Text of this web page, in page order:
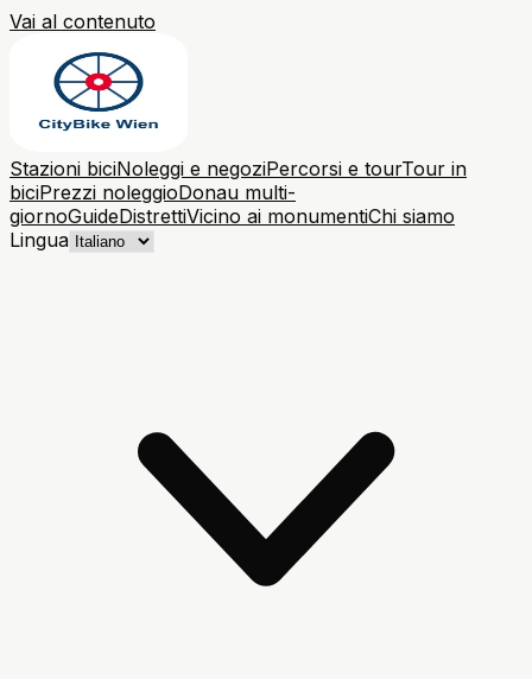
Vai al contenuto
Stazioni biciNoleggi e negoziPercorsi e tourTour in
biciPrezzi noleggioDonau multi-
giornoGuideDistrettiVicino ai monumentiChi siamo
Lingua